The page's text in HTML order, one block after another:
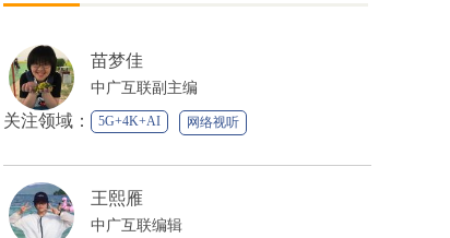
苗梦佳
中广互联副主编
关注领域： 5G+4K+AI 网络视听
媒体融合
王熙雁
中广互联编辑